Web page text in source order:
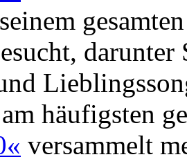
häufigsten
versammelt